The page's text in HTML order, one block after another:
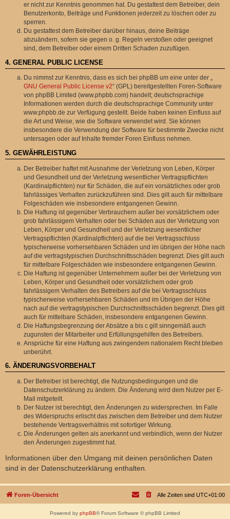
er nicht zur Kenntnis genommen hat. Du gestattest dem Betreiber, dein
Benutzerkonto, Beiträge und Funktionen jederzeit zu löschen oder zu
sperren.
Du gestattest dem Betreiber darüber hinaus, deine Beiträge
abzuändern, sofern sie gegen o. g. Regeln verstoßen oder geeignet
sind, dem Betreiber oder einem Dritten Schaden zuzufügen.
4. GENERAL PUBLIC LICENSE
Du nimmst zur Kenntnis, dass es sich bei phpBB um eine unter der „
GNU General Public License v2“ (GPL) bereitgestellten Foren-Software
von phpBB Limited (www.phpbb.com) handelt; deutschsprachige
Informationen werden durch die deutschsprachige Community unter
www.phpbb.de zur Verfügung gestellt. Beide haben keinen Einfluss auf
die Art und Weise, wie die Software verwendet wird. Sie können
insbesondere die Verwendung der Software für bestimmte Zwecke nicht
untersagen oder auf Inhalte fremder Foren Einfluss nehmen.
5. GEWÄHRLEISTUNG
Der Betreiber haftet mit Ausnahme der Verletzung von Leben, Körper
und Gesundheit und der Verletzung wesentlicher Vertragspflichten
(Kardinalpflichten) nur für Schäden, die auf ein vorsätzliches oder grob
fahrlässiges Verhalten zurückzuführen sind. Dies gilt auch für mittelbare
Folgeschäden wie insbesondere entgangenen Gewinn.
Die Haftung ist gegenüber Verbrauchern außer bei vorsätzlichem oder
grob fahrlässigem Verhalten oder bei Schäden aus der Verletzung von
Leben, Körper und Gesundheit und der Verletzung wesentlicher
Vertragspflichten (Kardinalpflichten) auf die bei Vertragsschluss
typischerweise vorhersehbaren Schäden und im übrigen der Höhe nach
auf die vertragstypischen Durchschnittsschäden begrenzt. Dies gilt auch
für mittelbare Folgeschäden wie insbesondere entgangenen Gewinn.
Die Haftung ist gegenüber Unternehmern außer bei der Verletzung von
Leben, Körper und Gesundheit oder vorsätzlichem oder grob
fahrlässigem Verhalten des Betreibers auf die bei Vertragsschluss
typischerweise vorhersehbaren Schäden und im Übrigen der Höhe
nach auf die vertragstypischen Durchschnittsschäden begrenzt. Dies gilt
auch für mittelbare Schäden, insbesondere entgangenen Gewinn.
Die Haftungsbegrenzung der Absätze a bis c gilt sinngemäß auch
zugunsten der Mitarbeiter und Erfüllungsgehilfen des Betreibers.
Ansprüche für eine Haftung aus zwingendem nationalem Recht bleiben
unberührt.
6. ÄNDERUNGSVORBEHALT
Der Betreiber ist berechtigt, die Nutzungsbedingungen und die
Datenschutzerklärung zu ändern. Die Änderung wird dem Nutzer per E-
Mail mitgeteilt.
Der Nutzer ist berechtigt, den Änderungen zu widersprechen. Im Falle
des Widerspruchs erlischt das zwischen dem Betreiber und dem Nutzer
bestehende Vertragsverhältnis mit sofortiger Wirkung.
Die Änderungen gelten als anerkannt und verbindlich, wenn der Nutzer
den Änderungen zugestimmt hat.
Informationen über den Umgang mit deinen persönlichen Daten
sind in der Datenschutzerklärung enthalten.
Foren-Übersicht Alle Zeiten sind UTC+01:00
Powered by phpBB® Forum Software © phpBB Limited